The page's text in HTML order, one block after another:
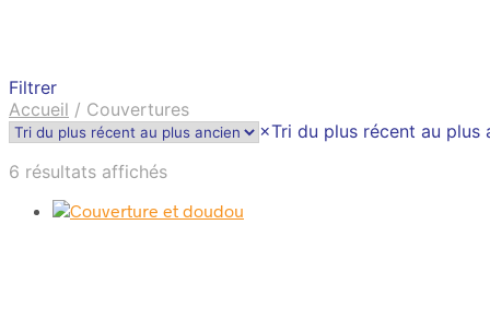
Filtrer
Accueil / Couvertures
×Tri du plus récent au plus
6 résultats affichésTrié
plus